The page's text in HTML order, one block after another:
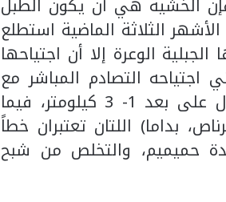
الثلاثة الماضية استطلع
الوعرة إلا أن اجتياحها
التصادم المباشر مع
الجيش التركي الموجود بكثافة على الخط الأمامي الأول على بعد 1- 3 كيلومتر، فيما
بداما) اللتان تعتبران خطاً
حميميم، والتخلص من شبح